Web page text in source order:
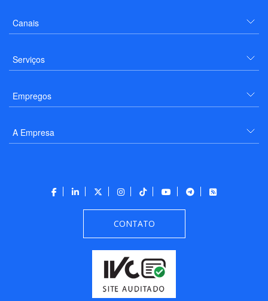
Canais
Serviços
Empregos
A Empresa
CONTATO